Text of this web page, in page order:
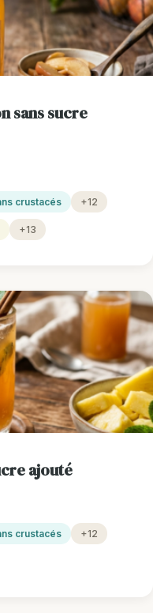
sans sucre
crustacés +12
+13
ajouté
crustacés +12